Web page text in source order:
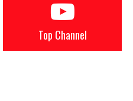
Top Channel